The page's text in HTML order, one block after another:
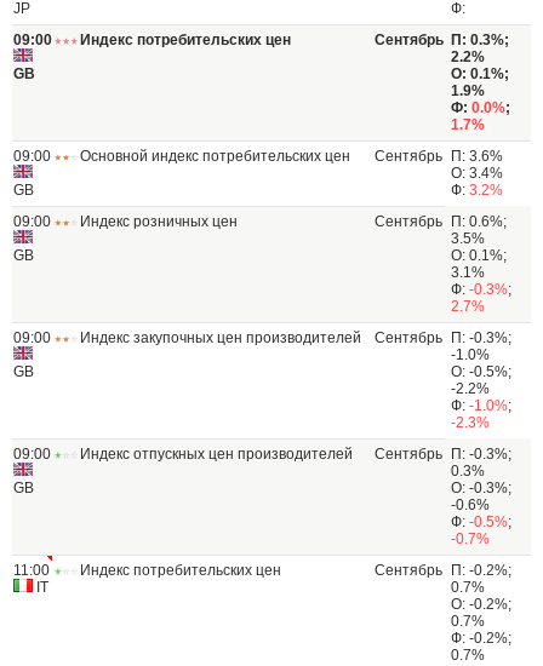
JP
Ф:
09:00
GB
Индекс потребительских цен Сентябрь
П: 0.3%;
2.2%
О: 0.1%;
1.9%
Ф: 0.0%;
1.7%
09:00
GB
Основной индекс потребительских цен Сентябрь
П: 3.6%
О: 3.4%
Ф: 3.2%
09:00
GB
Индекс розничных цен Сентябрь
П: 0.6%;
3.5%
О: 0.1%;
3.1%
Ф: -0.3%;
2.7%
09:00
GB
Индекс закупочных цен производителей Сентябрь
П: -0.3%;
-1.0%
О: -0.5%;
-2.2%
Ф: -1.0%;
-2.3%
09:00
GB
Индекс отпускных цен производителей Сентябрь
П: -0.3%;
0.3%
О: -0.3%;
-0.6%
Ф: -0.5%;
-0.7%
11:00
IT
Индекс потребительских цен Сентябрь
П: -0.2%;
0.7%
О: -0.2%;
0.7%
Ф: -0.2%;
0.7%